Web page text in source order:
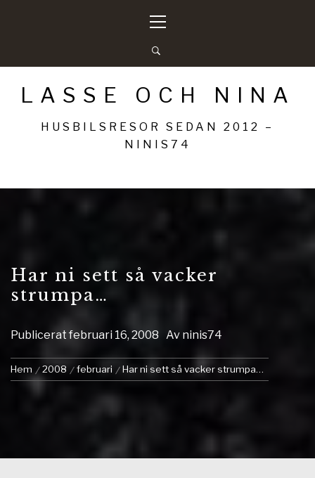
meny
LASSE OCH NINA
HUSBILSRESOR SEDAN 2012 –
NINIS74
Har ni sett så vacker
strumpa…
Publiceratfebruari 16, 2008 Av ninis74
Hem 2008 februari Har ni sett så vacker strumpa…